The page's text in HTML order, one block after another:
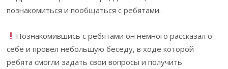
познакомиться и пообщаться с ребятами.
Познакомившись с ребятами он немного рассказал о
себе и провёл небольшую беседу, в ходе которой
ребята смогли задать свои вопросы и получить